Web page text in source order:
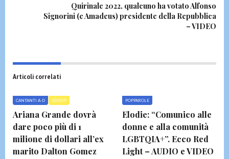
Quirinale 2022, qualcuno ha votato Alfonso
Signorini (e Amadeus) presidente della Repubblica
– VIDEO
Articoli correlati
CANTANTI A-D GOSSIP
Ariana Grande dovrà
dare poco più di 1
milione di dollari all’ex
marito Dalton Gomez
POPPAROLE
Elodie: “Comunico alle
donne e alla comunità
LGBTQIA+”. Ecco Red
Light – AUDIO e VIDEO